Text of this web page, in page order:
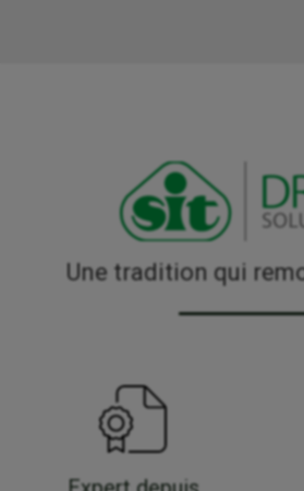
Une tradition qui